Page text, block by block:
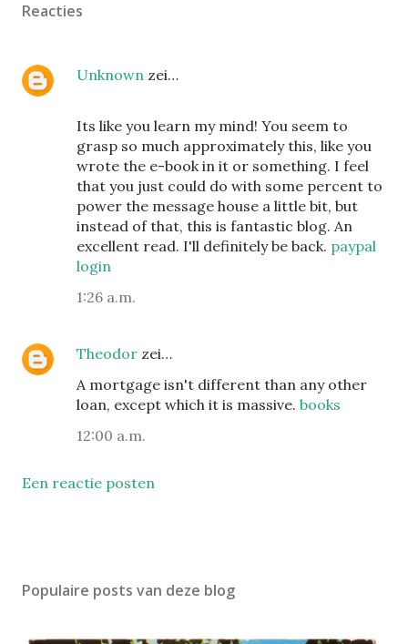
Reacties
Unknown zei…
Its like you learn my mind! You seem to
grasp so much approximately this, like you
wrote the e-book in it or something. I feel
that you just could do with some percent to
power the message house a little bit, but
instead of that, this is fantastic blog. An
excellent read. I'll definitely be back. paypal
login
1:26 a.m.
Theodor zei…
A mortgage isn't different than any other
loan, except which it is massive. books
12:00 a.m.
Een reactie posten
Populaire posts van deze blog